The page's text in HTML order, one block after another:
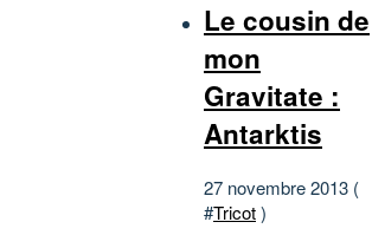
Le cousin de
mon
Gravitate :
Antarktis
27 novembre 2013 (
#Tricot)